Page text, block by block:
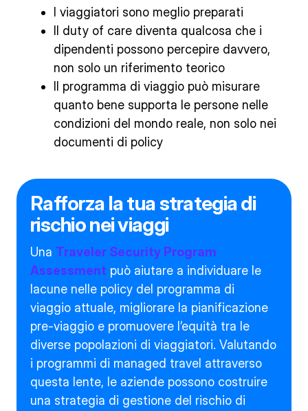
I viaggiatori sono meglio preparati
Il duty of care diventa qualcosa che i
dipendenti possono percepire davvero,
non solo un riferimento teorico
Il programma di viaggio può misurare
quanto bene supporta le persone nelle
condizioni del mondo reale, non solo nei
documenti di policy
Rafforza la tua strategia di
rischio nei viaggi
Una Traveler Security Program
Assessment può aiutare a individuare le
lacune nelle policy del programma di
viaggio attuale, migliorare la pianificazione
pre-viaggio e promuovere l’equità tra le
diverse popolazioni di viaggiatori. Valutando
i programmi di managed travel attraverso
questa lente, le aziende possono costruire
una strategia di gestione del rischio di